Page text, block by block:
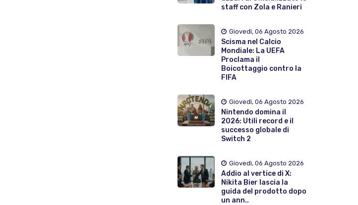
staff con Zola e Ranieri
Giovedì, 06 Agosto 2026
Scisma nel Calcio
Mondiale: La UEFA
Proclama il
Boicottaggio contro la
FIFA
Giovedì, 06 Agosto 2026
Nintendo domina il
2026: Utili record e il
successo globale di
Switch 2
Giovedì, 06 Agosto 2026
Addio al vertice di X:
Nikita Bier lascia la
guida del prodotto dopo
un ann..